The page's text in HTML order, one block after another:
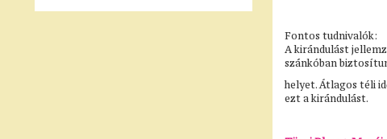
Fontos tudnivalók:
A kirándulást
szánkóban
helyet. Átlagos téli
ezt a kirándulást.